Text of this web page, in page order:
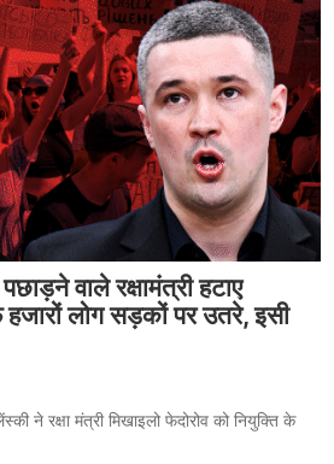
वाले रक्षामंत्री हटाए
लोग सड़कों पर उतरे, इसी
ने रक्षा मंत्री मिखाइलो फेदोरोव को नियुक्ति के